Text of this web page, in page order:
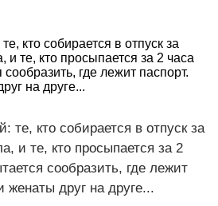
кто собирается в отпуск за
и те, кто просыпается за 2 часа
где лежит паспорт.
на друге...
те, кто собирается в отпуск за
и те, кто просыпается за 2
сообразить, где лежит
женаты друг на друге...